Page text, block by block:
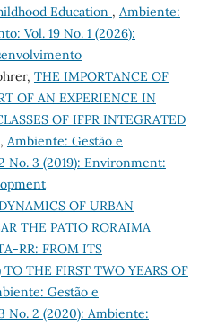
Education , Ambiente:
Vol. 19 No. 1 (2026):
THE IMPORTANCE OF
OF AN EXPERIENCE IN
OF IFPR INTEGRATED
, Ambiente: Gestão e
No. 3 (2019): Environment:
OF URBAN
THE PATIO RORAIMA
RR: FROM ITS
THE FIRST TWO YEARS OF
Gestão e
No. 2 (2020): Ambiente: